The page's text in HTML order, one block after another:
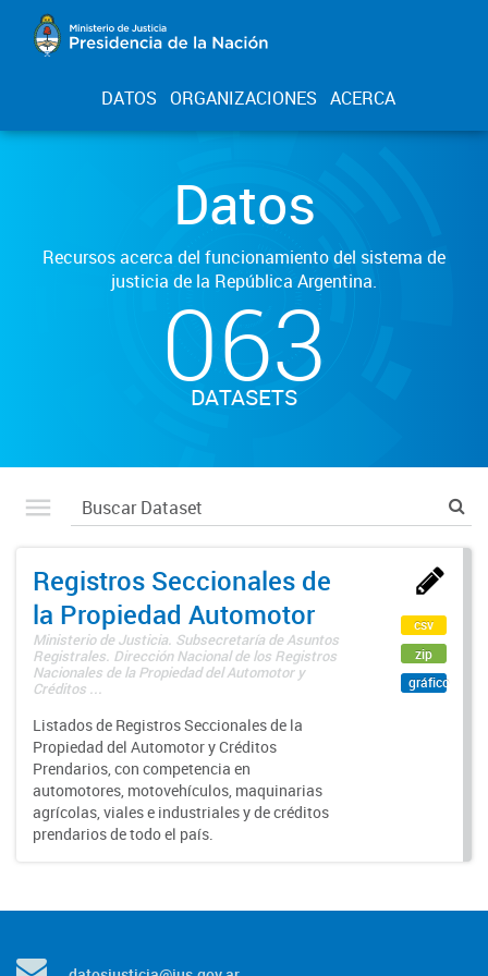
DATOS ORGANIZACIONES ACERCA
Datos
Recursos acerca del funcionamiento del sistema de
justicia de la República Argentina.
063
DATASETS
Registros Seccionales de
la Propiedad Automotor
Ministerio de Justicia. Subsecretaría de Asuntos
Registrales. Dirección Nacional de los Registros
Nacionales de la Propiedad del Automotor y
Créditos ...
Listados de Registros Seccionales de la
Propiedad del Automotor y Créditos
Prendarios, con competencia en
automotores, motovehículos, maquinarias
agrícolas, viales e industriales y de créditos
prendarios de todo el país.
csv
zip
gráfico